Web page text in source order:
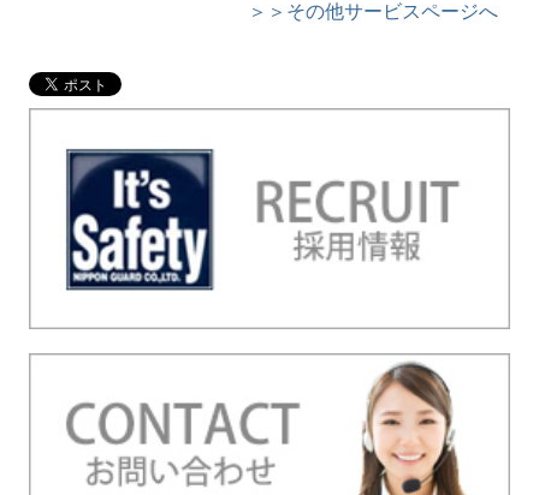
＞＞その他サービスページへ